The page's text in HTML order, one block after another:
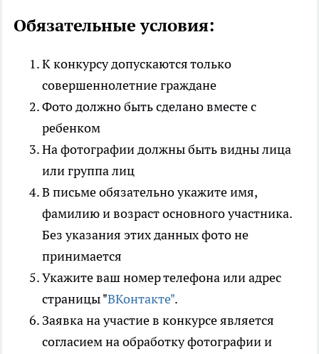
Обязательные условия:
К конкурсу допускаются только
совершеннолетние граждане
Фото должно быть сделано вместе с
ребенком
На фотографии должны быть видны лица
или группа лиц
В письме обязательно укажите имя,
фамилию и возраст основного участника.
Без указания этих данных фото не
принимается
Укажите ваш номер телефона или адрес
страницы "ВКонтакте".
Заявка на участие в конкурсе является
согласием на обработку фотографии и